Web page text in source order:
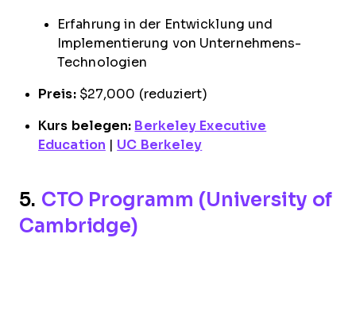
Erfahrung in der Entwicklung und
Implementierung von Unternehmens-
Technologien
Preis:$27,000 (reduziert)
Kurs belegen: Berkeley Executive
Education
UC Berkeley
5. CTO Programm (University of
Cambridge)